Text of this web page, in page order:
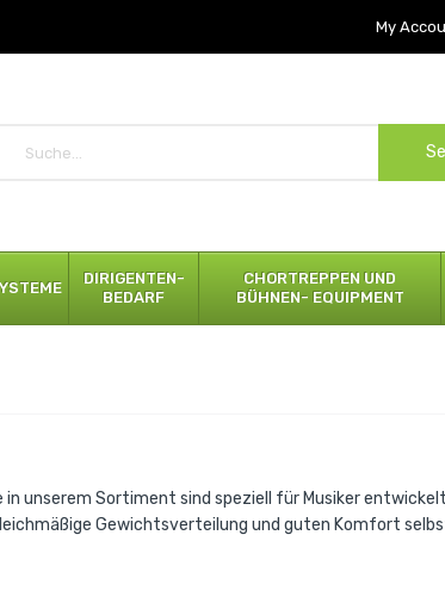
My
DIRIGENTEN-
BEDARF
CHORTREPPEN UND
BÜHNEN- EQUIPMENT
in unserem Sortiment sind speziell für Musiker
Gewichtsverteilung und guten Komfort